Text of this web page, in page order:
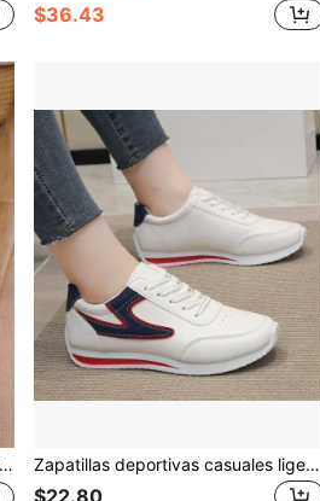
$36.43
Zapatillas deportivas casuales ligeras y versátiles de suela blanda para mujer, adecuadas para primavera y otoño
$22.80